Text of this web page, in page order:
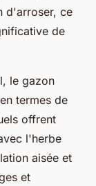
d'arroser, ce
de
le gazon
termes de
offrent
l'herbe
aisée et
et